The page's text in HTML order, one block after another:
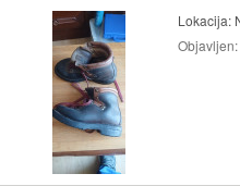
Lokacija:
Objavljen: